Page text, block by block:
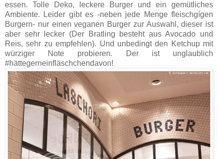
essen. Tolle Deko, leckere Burger und ein gemütliches
Ambiente. Leider gibt es -neben jede Menge fleischgígen
Burgern- nur einen veganen Burger zur Auswahl, dieser ist
aber sehr lecker (Der Bratling besteht aus Avocado und
Reis, sehr zu empfehlen). Und unbedingt den Ketchup mit
würziger Note probieren. Der ist unglaublich
#hättegerneinfläschchendavon!